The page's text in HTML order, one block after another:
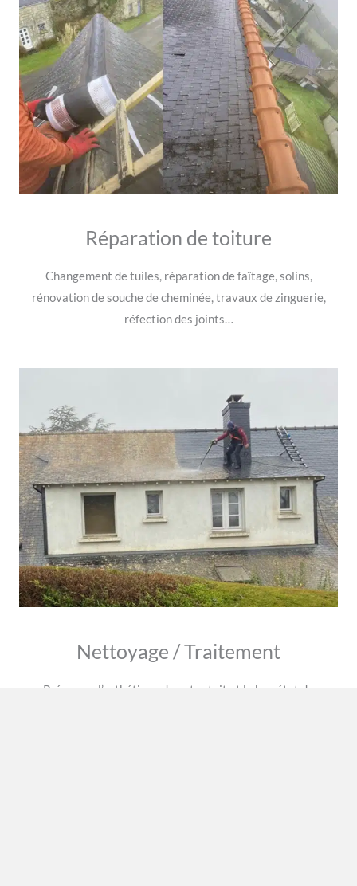
Réparation de toiture
Changement de tuiles, réparation de faîtage, solins,
rénovation de souche de cheminée, travaux de zinguerie,
réfection des joints…
Nettoyage / Traitement
Préserver l’esthétique de votre toit et le bon état du